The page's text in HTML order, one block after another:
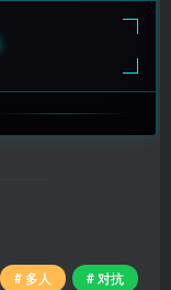
# 多人
# 对抗